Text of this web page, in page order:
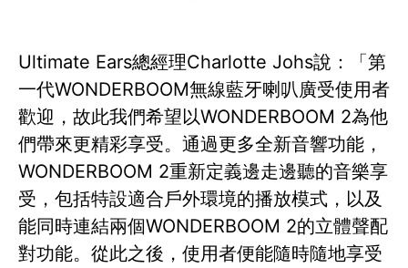
Ultimate Ears總經理Charlotte Johs說：「第
一代WONDERBOOM無線藍牙喇叭廣受使用者
歡迎，故此我們希望以WONDERBOOM 2為他
們帶來更精彩享受。通過更多全新音響功能，
WONDERBOOM 2重新定義邊走邊聽的音樂享
受，包括特設適合戶外環境的播放模式，以及
能同時連結兩個WONDERBOOM 2的立體聲配
對功能。從此之後，使用者便能隨時隨地享受